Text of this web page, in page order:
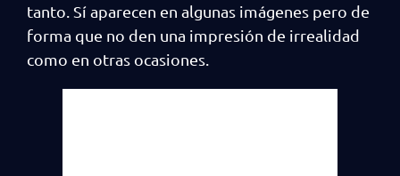
tanto. Sí aparecen en algunas imágenes pero de
forma que no den una impresión de irrealidad
como en otras ocasiones.